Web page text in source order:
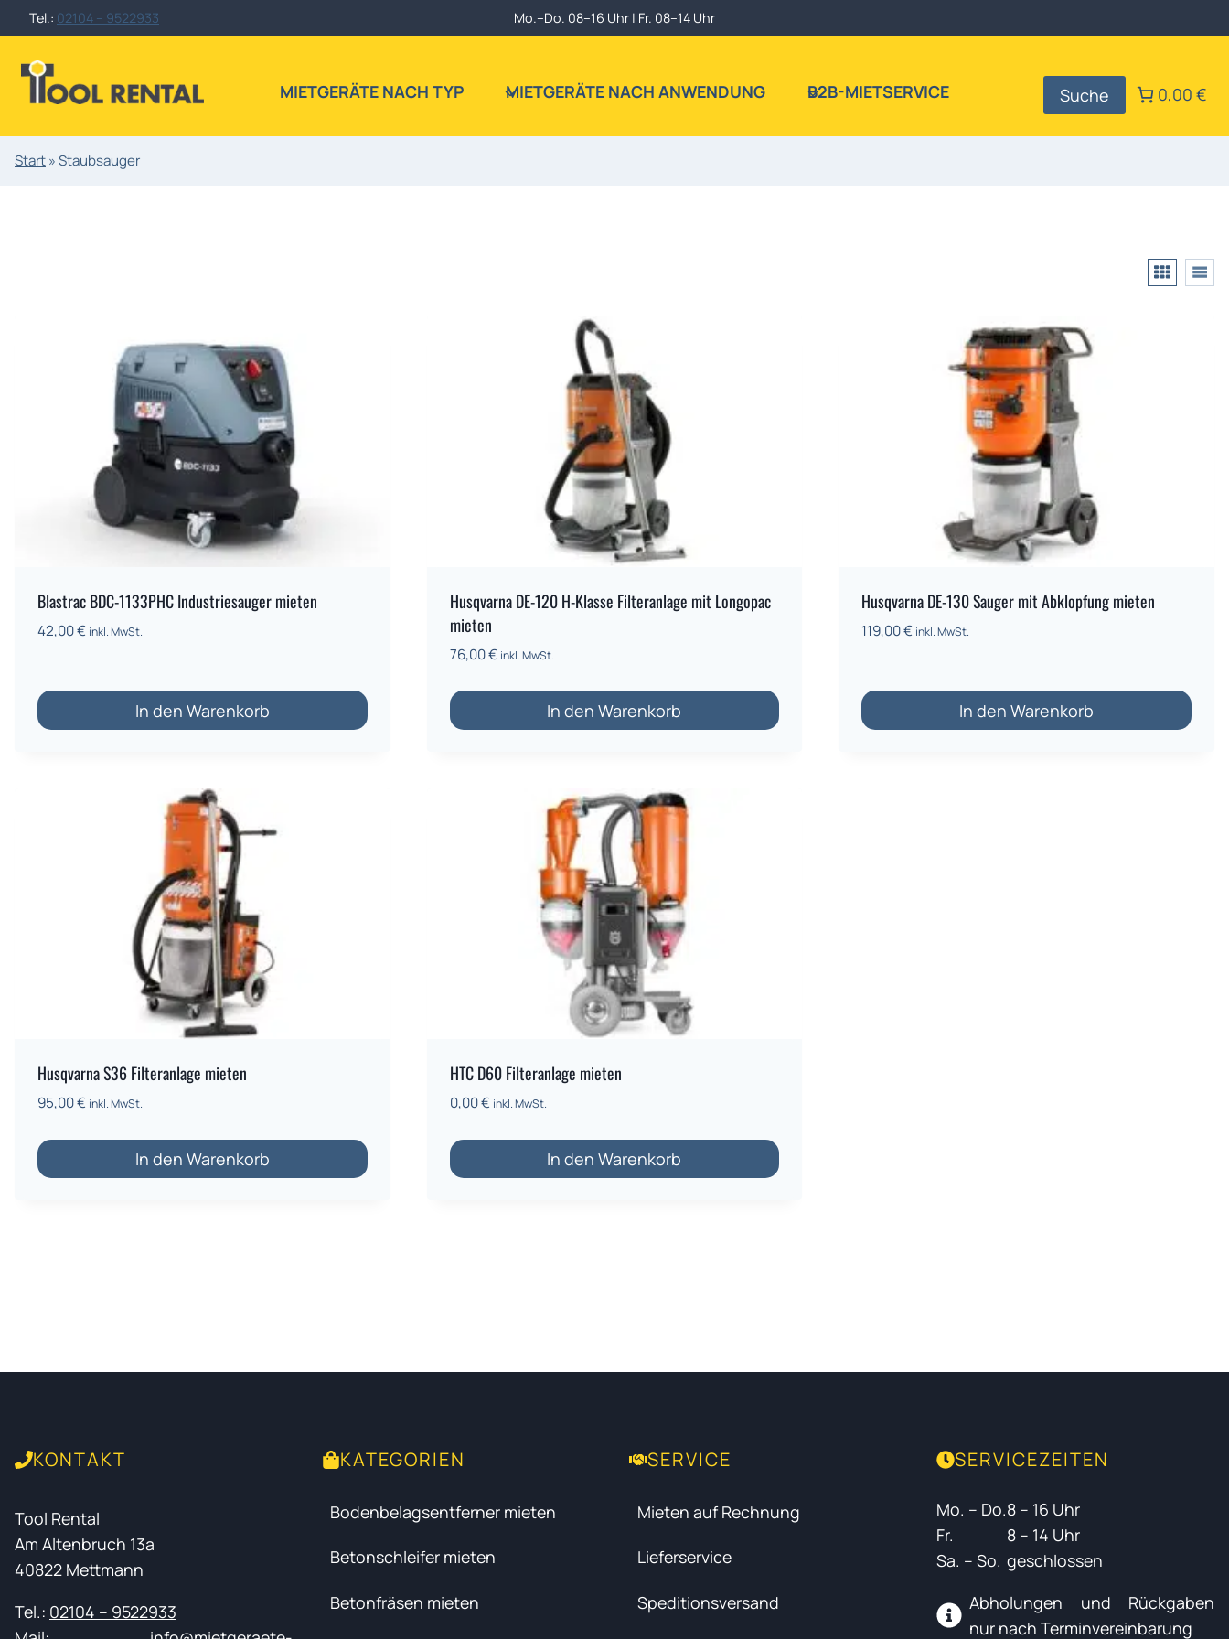
Zum
Inhalt
springen
Tel.: 02104 – 9522933 Mo.–Do. 08–16 Uhr | Fr. 08–14 Uhr
MIETGERÄTE NACH TYP MIETGERÄTE NACH ANWENDUNG B2B-MIETSERVICE Suche 0,00 €
Start»Staubsauger
Blastrac BDC-1133PHC Industriesauger mieten
42,00€ inkl. MwSt.
In den Warenkorb
Husqvarna DE-120 H-Klasse Filteranlage mit Longopac
mieten
76,00€ inkl. MwSt.
In den Warenkorb
Husqvarna DE-130 Sauger mit Abklopfung mieten
119,00€ inkl. MwSt.
In den Warenkorb
Husqvarna S36 Filteranlage mieten
95,00€ inkl. MwSt.
In den Warenkorb
HTC D60 Filteranlage mieten
0,00€ inkl. MwSt.
In den Warenkorb
KONTAKT
Tool Rental
Am Altenbruch 13a
40822 Mettmann
Tel.: 02104 – 9522933
KATEGORIEN
Bodenbelagsentferner mieten
Betonschleifer mieten
Betonfräsen mieten
SERVICE
Mieten auf Rechnung
Lieferservice
Speditionsversand
SERVICEZEITEN
Mo. – Do.
Fr.
Sa. – So.
8 – 16 Uhr
8 – 14 Uhr
geschlossen
Abholungen und Rückgaben
nur nach Terminvereinbarung